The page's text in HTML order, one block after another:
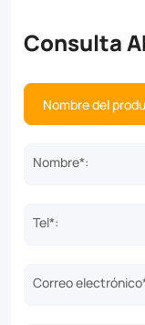
Consulta
Nombre*:
Tel*:
Correo